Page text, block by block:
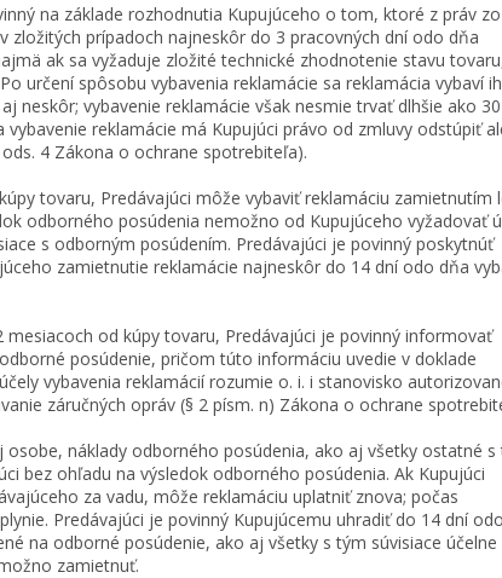
na základe rozhodnutia Kupujúceho o tom, ktoré z práv
prípadoch najneskôr do 3 pracovných dní odo dňa
ak sa vyžaduje zložité technické zhodnotenie stavu
určení spôsobu vybavenia reklamácie sa reklamácia vybaví
neskôr; vybavenie reklamácie však nesmie trvať dlhšie ako
reklamácie má Kupujúci právo od zmluvy odstúpiť
4 Zákona o ochrane spotrebiteľa).
tovaru, Predávajúci môže vybaviť reklamáciu zamietnutím
odborného posúdenia nemožno od Kupujúceho vyžadovať
s odborným posúdením. Predávajúci je povinný poskytnúť
zamietnutie reklamácie najneskôr do 14 dní odo dňa
od kúpy tovaru, Predávajúci je povinný informovať
posúdenie, pričom túto informáciu uvedie v doklade
vybavenia reklamácií rozumie o. i. i stanovisko
záručných opráv (§ 2 písm. n) Zákona o ochrane
náklady odborného posúdenia, ako aj všetky ostatné s
bez ohľadu na výsledok odborného posúdenia. Ak Kupujúci
za vadu, môže reklamáciu uplatniť znova; počas
Predávajúci je povinný Kupujúcemu uhradiť do 14 dní
na odborné posúdenie, ako aj všetky s tým súvisiace účelne
zamietnuť.